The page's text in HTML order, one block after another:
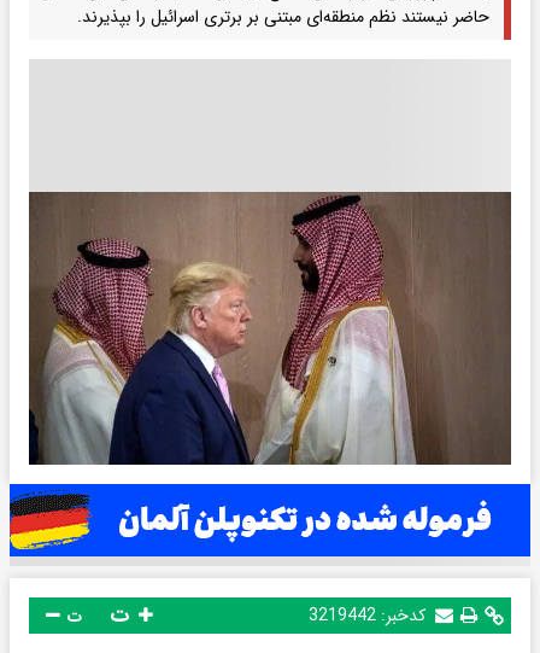
حاضر نیستند نظم منطقه‌ای مبتنی بر برتری اسرائیل را بپذیرند.
کدخبر: 3219442 ت